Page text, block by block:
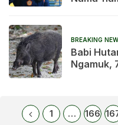
BREAKING
Babi
Ngamuk,
1 … 166